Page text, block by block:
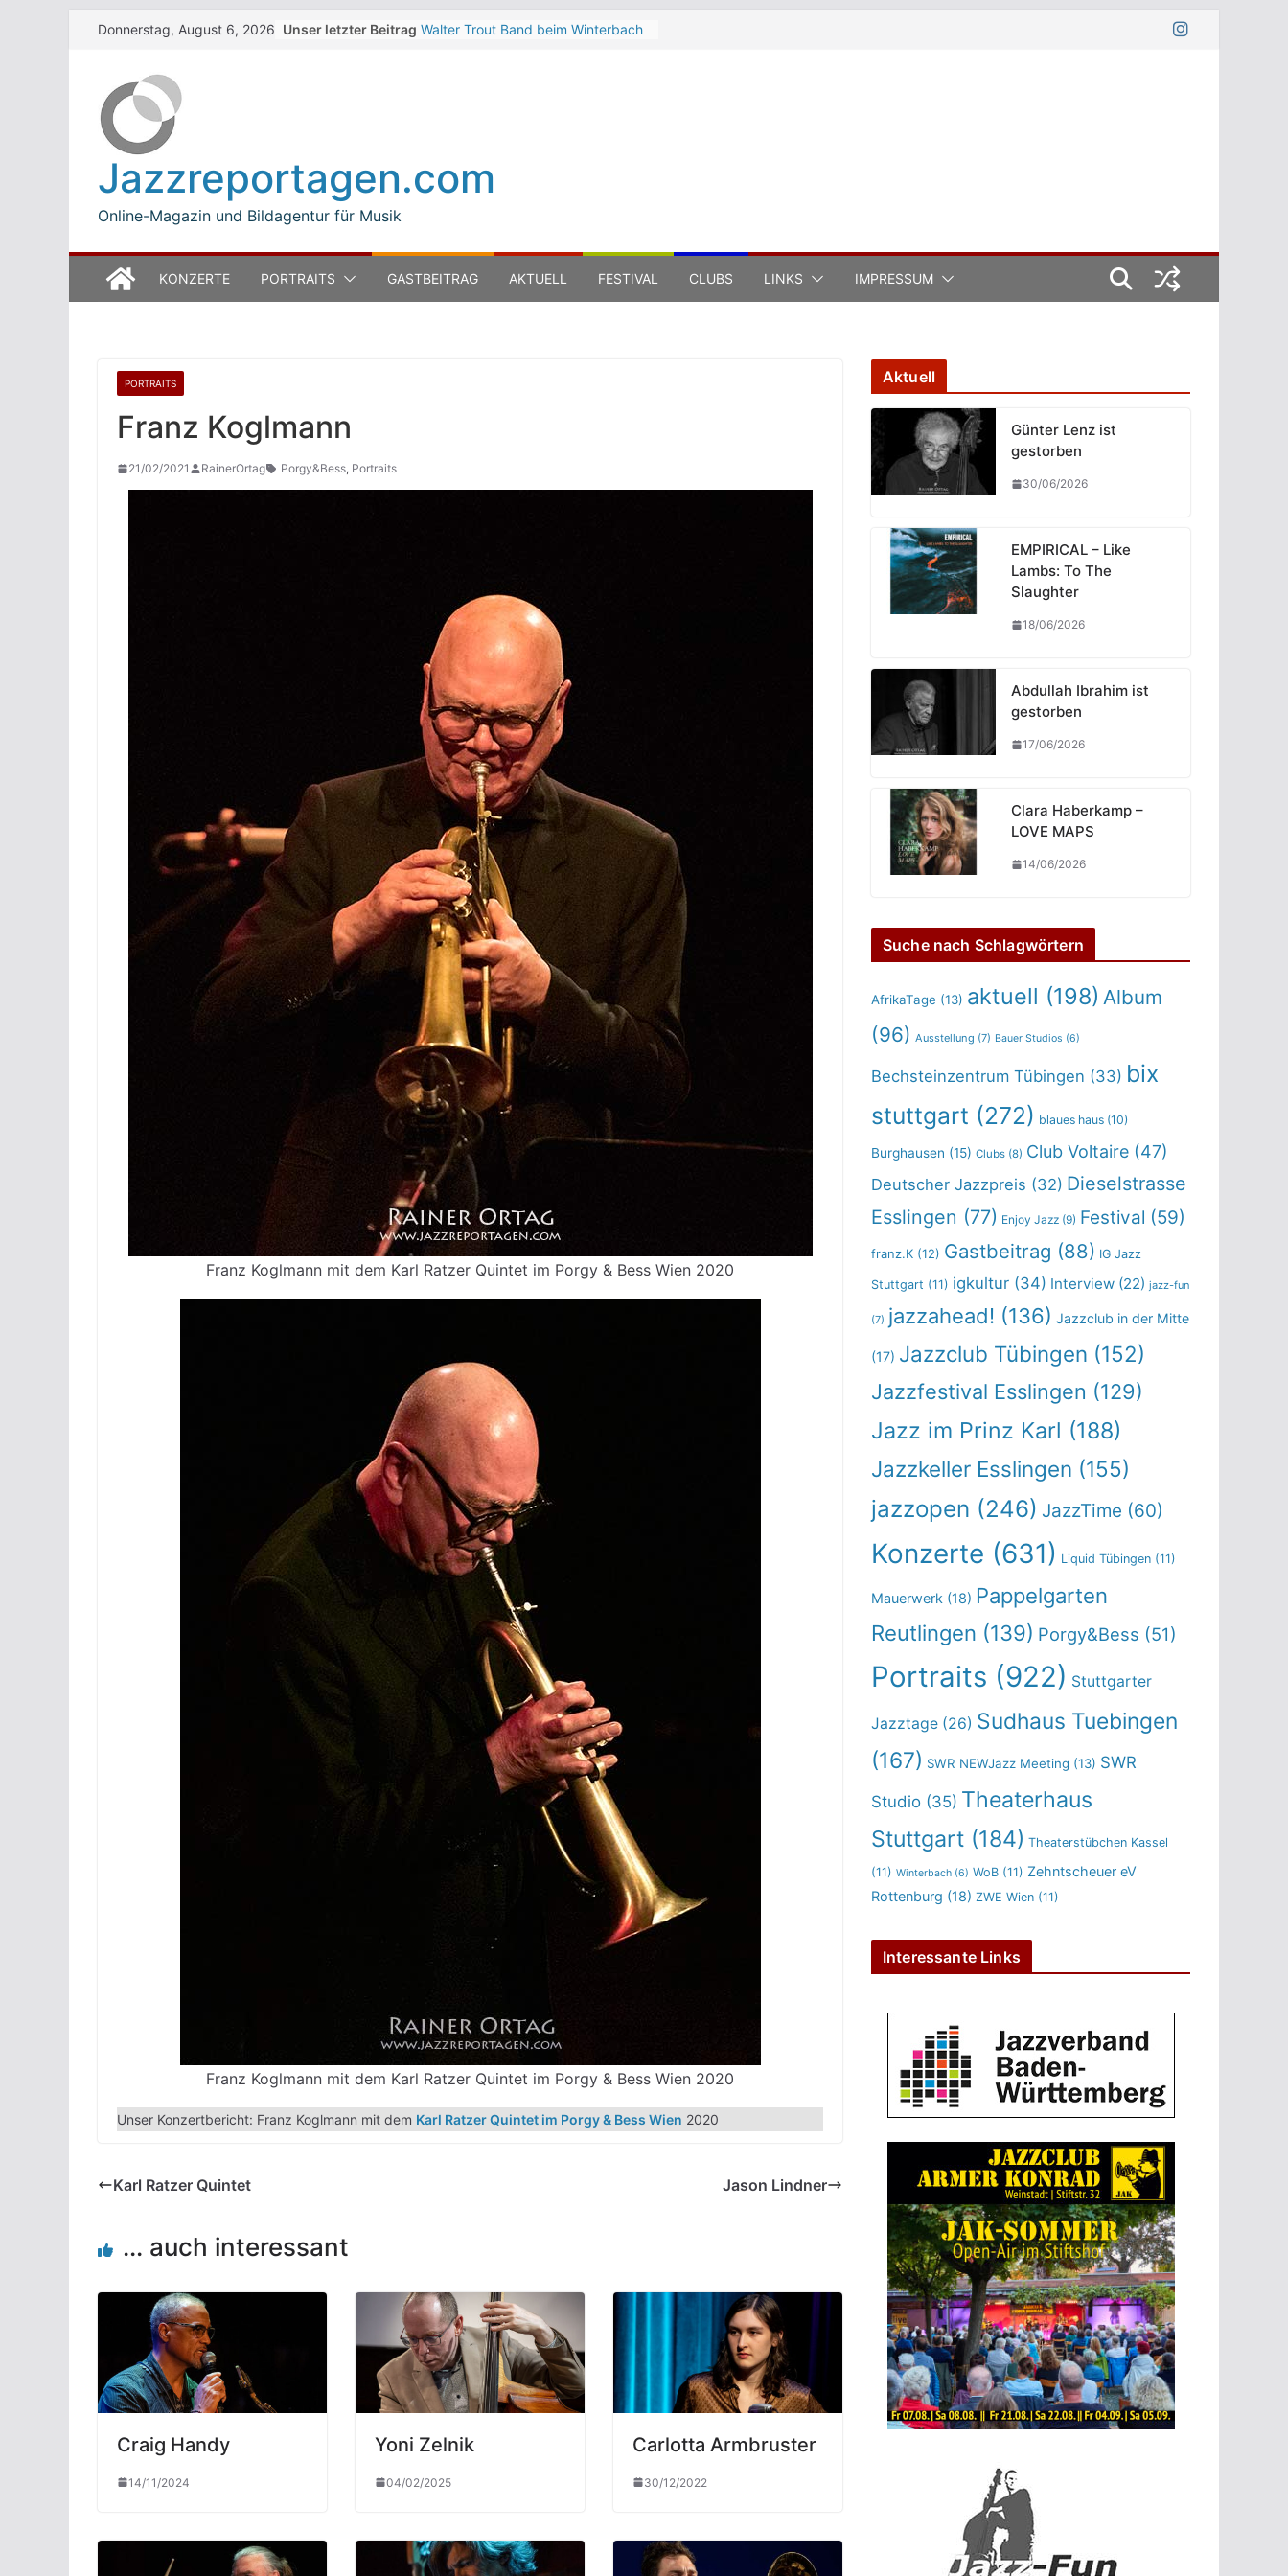
SkipDonnerstag, August 6, 2026 Unser letzter Beitrag Walter Trout Band beim Winterbach
Modena auf der Piazza Roma 2026
Jazzreportagen.com
Online-Magazin und Bildagentur für Musik
KONZERTE PORTRAITS GASTBEITRAG AKTUELL FESTIVAL CLUBS LINKS IMPRESSUM
PORTRAITS
Franz Koglmann
21/02/2021 RainerOrtag Porgy&Bess, Portraits
Franz Koglmann mit dem Karl Ratzer Quintet im Porgy & Bess Wien 2020
Franz Koglmann mit dem Karl Ratzer Quintet im Porgy & Bess Wien 2020
Unser Konzertbericht: Franz Koglmann mit dem Karl Ratzer Quintet im Porgy & Bess Wien 2020
Karl Ratzer Quintet Jason Lindner
... auch interessant
Craig Handy
14/11/2024
Yoni Zelnik
04/02/2025
Carlotta Armbruster
30/12/2022
Aktuell
Günter Lenz ist
gestorben
30/06/2026
EMPIRICAL – Like
Lambs: To The
Slaughter
18/06/2026
Abdullah Ibrahim ist
gestorben
17/06/2026
Clara Haberkamp –
LOVE MAPS
14/06/2026
Suche nach Schlagwörtern
AfrikaTage (13) aktuell (198) Album
(96) Ausstellung (7) Bauer Studios (6)
Bechsteinzentrum Tübingen (33) bix
stuttgart (272) blaues haus (10)
Burghausen (15) Clubs (8) Club Voltaire (47)
Deutscher Jazzpreis (32) Dieselstrasse
Esslingen (77) Enjoy Jazz (9) Festival (59)
franz.K (12) Gastbeitrag (88) IG Jazz
Stuttgart (11) igkultur (34) Interview (22) jazz-fun
(7) jazzahead! (136) Jazzclub in der Mitte
(17) Jazzclub Tübingen (152)
Jazzfestival Esslingen (129)
Jazz im Prinz Karl (188)
Jazzkeller Esslingen (155)
jazzopen (246) JazzTime (60)
Konzerte (631) Liquid Tübingen (11)
Mauerwerk (18) Pappelgarten
Reutlingen (139) Porgy&Bess (51)
Portraits (922) Stuttgarter
Jazztage (26) Sudhaus Tuebingen
(167) SWR NEWJazz Meeting (13) SWR
Studio (35) Theaterhaus
Stuttgart (184) Theaterstübchen Kassel
(11) Winterbach (6) WoB (11) Zehntscheuer eV
Rottenburg (18) ZWE Wien (11)
Interessante Links